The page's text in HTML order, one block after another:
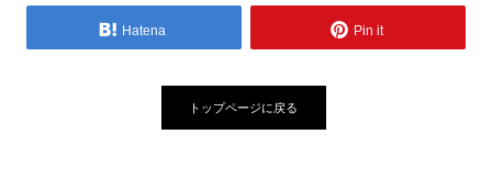
Hatena Pin it
トップページに戻る